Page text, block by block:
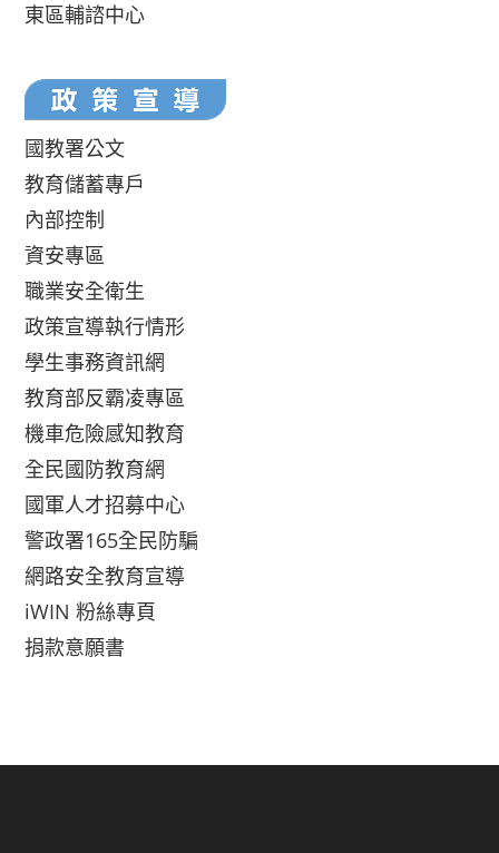
東區輔諮中心
國教署公文
教育儲蓄專戶
內部控制
資安專區
職業安全衛生
政策宣導執行情形
學生事務資訊網
教育部反霸凌專區
機車危險感知教育
全民國防教育網
國軍人才招募中心
警政署165全民防騙
網路安全教育宣導
iWIN 粉絲專頁
捐款意願書